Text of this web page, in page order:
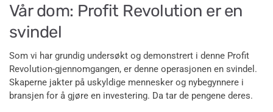
Vår dom: Profit Revolution er en
svindel
Som vi har grundig undersøkt og demonstrert i denne Profit
Revolution-gjennomgangen, er denne operasjonen en svindel.
Skaperne jakter på uskyldige mennesker og nybegynnere i
bransjen for å gjøre en investering. Da tar de pengene deres.